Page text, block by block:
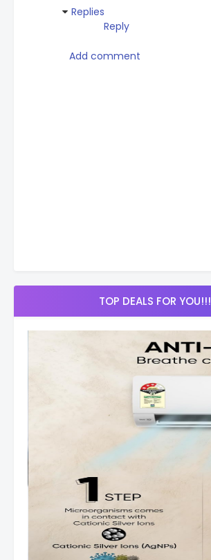
Replies
Reply
Add comment
TOP DEALS FOR YOU!!!